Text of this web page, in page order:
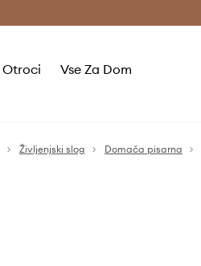
Otroci Vse Za Dom
Življenjski slog Domača pisarna